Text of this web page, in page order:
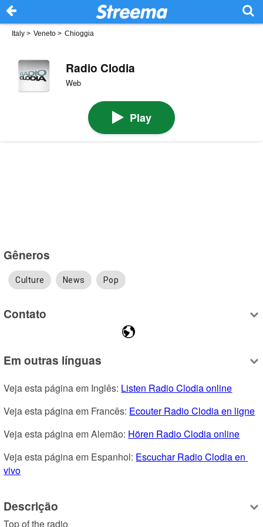
Italy > Veneto > Chioggia
Radio Clodia
Web
Play
Gêneros
Culture News Pop
Contato
Em outras línguas
Veja esta página em Inglês: Listen Radio Clodia online
Veja esta página em Francês: Ecouter Radio Clodia en ligne
Veja esta página em Alemão: Hören Radio Clodia online
Veja esta página em Espanhol: Escuchar Radio Clodia en
vivo
Descrição
Top of the radio